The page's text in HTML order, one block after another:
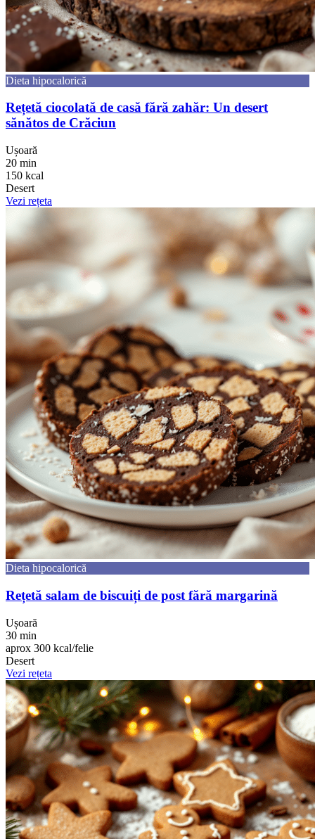
Dieta hipocalorică
Rețetă ciocolată de casă fără zahăr: Un desert
sănătos de Crăciun
Ușoară
20 min
150 kcal
Desert
Vezi rețeta
Dieta hipocalorică
Rețetă salam de biscuiți de post fără margarină
Ușoară
30 min
aprox 300 kcal/felie
Desert
Vezi rețeta